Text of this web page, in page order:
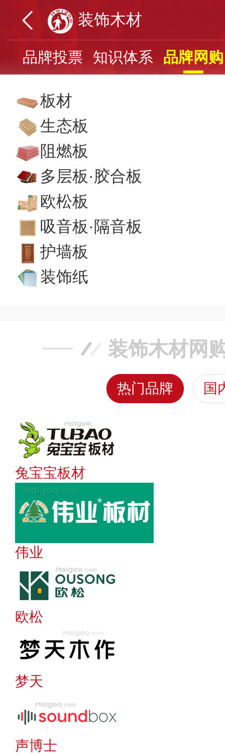
装饰木材
品牌投票 知识体系 品牌网购
板材
生态板
阻燃板
多层板·胶合板
欧松板
吸音板·隔音板
护墙板
装饰纸
装饰木材网
热门品牌 国
兔宝宝板材
伟业
欧松
梦天
声博士